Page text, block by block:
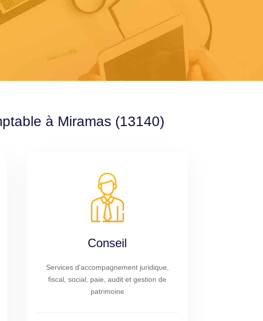
à Miramas (13140)
Conseil
Services d'accompagnement juridique,
fiscal, social, paie, audit et gestion de
patrimoine